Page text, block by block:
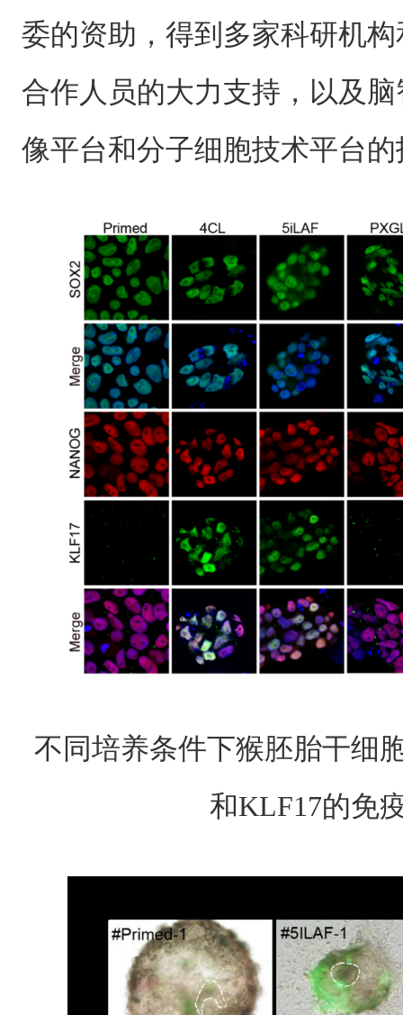
委的资助，得到多家科研机
合作人员的大力支持，以及
像平台和分子细胞技术平台
不同培养条件下猴胚胎干细
和KLF17的免